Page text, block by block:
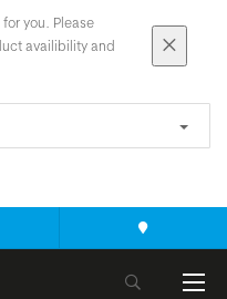
you. Please
availibility and